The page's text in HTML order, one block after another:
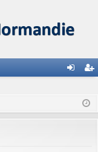
cri